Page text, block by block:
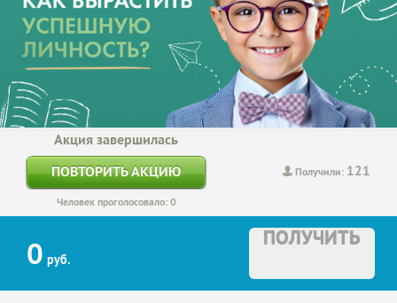
Получили: 121
Акция завершилась
ПОВТОРИТЬ АКЦИЮ
Человек проголосовало: 0
0 руб.
ПОЛУЧИТЬ